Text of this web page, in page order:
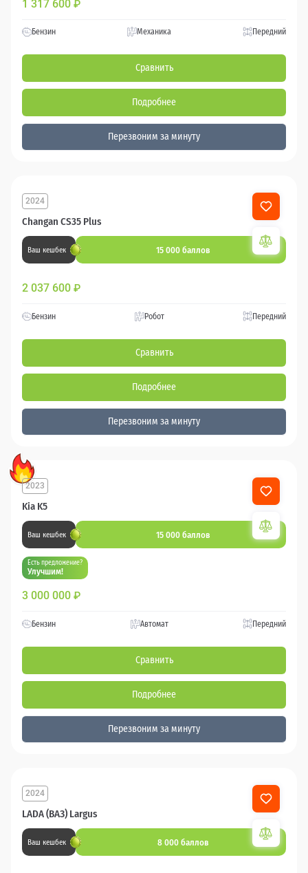
1 317 600 ₽
Бензин Механика Передний
Сравнить
Подробнее
Перезвоним за минуту
Changan CS35 Plus
2024
Ваш кешбек 15 000 баллов
2 037 600 ₽
Бензин Робот Передний
Сравнить
Подробнее
Перезвоним за минуту
Kia K5
2023
Ваш кешбек 15 000 баллов
Есть предложение?
Улучшим!
3 000 000 ₽
Бензин Автомат Передний
Сравнить
Подробнее
Перезвоним за минуту
LADA (ВАЗ) Largus
2024
Ваш кешбек 8 000 баллов